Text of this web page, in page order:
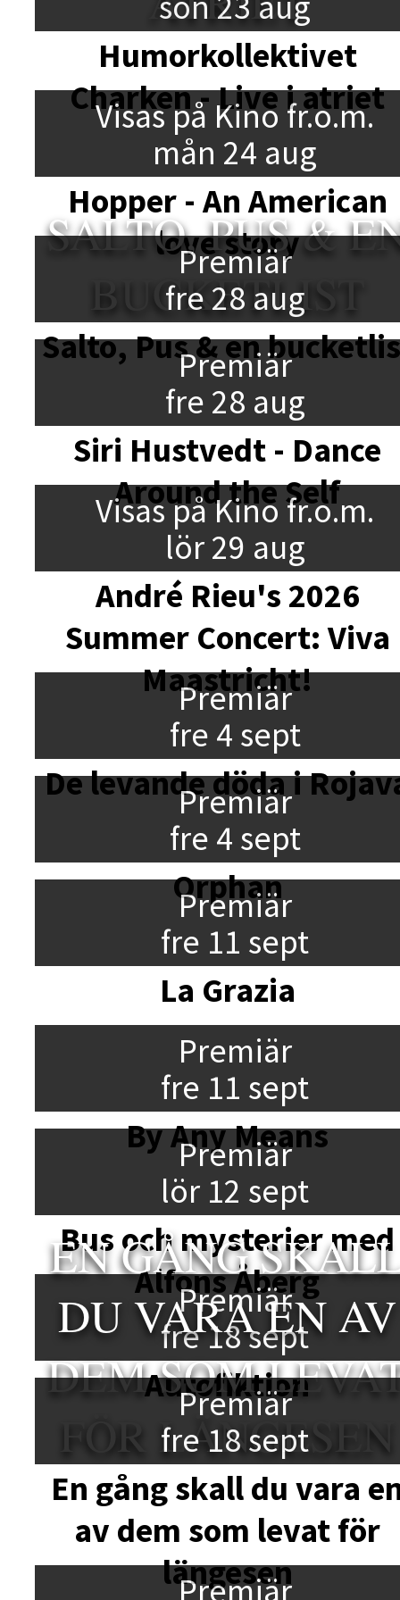
Humorkollektivet
Charken - Live i atriet
Visas på Kino fr.o.m.
mån 24 aug
Hopper - An American
love story
SALTO, PUS &
BUCKETLIST
Premiär
fre 28 aug
Salto, Pus & en
Premiär
fre 28 aug
Siri Hustvedt - Dance
Around the Self
Visas på Kino fr.o.m.
lör 29 aug
André Rieu's 2026
Summer Concert: Viva
Maastricht!
Premiär
fre 4 sept
De levande döda i
Premiär
fre 4 sept
Orphan
Premiär
fre 11 sept
La Grazia
Premiär
fre 11 sept
By Any Means
Premiär
lör 12 sept
Bus och mysterier med
Alfons Åberg
Premiär
fre 18 sept
Autofiktion
EN GÅNG
DU VARA EN AV
DEM SOM
FÖR LÄNGESEN
Premiär
fre 18 sept
En gång skall du vara
av dem som levat för
längesen
Premiär